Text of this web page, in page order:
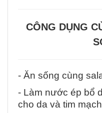
CÔNG DỤNG
- Ăn sống cùng
- Làm nước ép bổ
cho da và tim mạch